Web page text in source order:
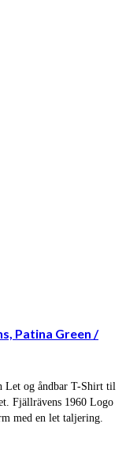
Patina Green /
Let og åndbar T-Shirt til
Fjällrävens 1960 Logo
med en let taljering.